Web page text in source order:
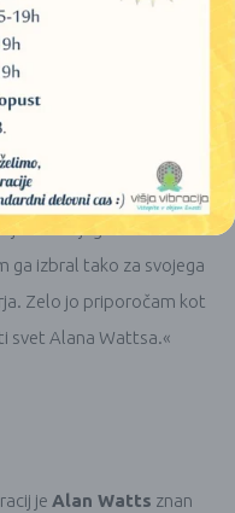
v življenju številnih
in dobivajo nove
je nekaj resnično
njegovih
ga izbral tako za svojega
Zelo jo priporočam kot
svet Alana Wattsa.«
je Alan Watts znan